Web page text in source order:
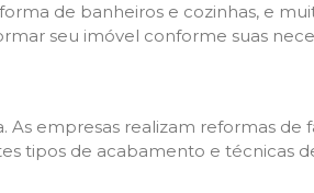
de banheiros e cozinhas, e
seu imóvel conforme suas
empresas realizam reformas
tipos de acabamento e técnicas